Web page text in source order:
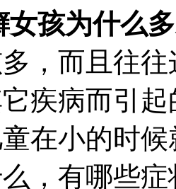
女孩为什么
，而且往
疾病而引
在小的时
，有哪些